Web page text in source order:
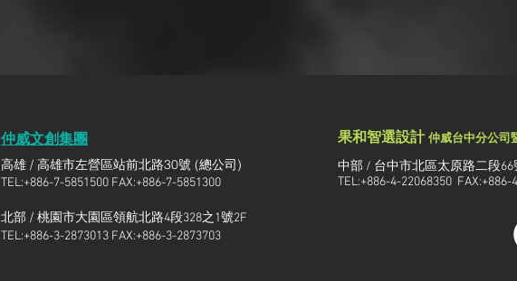
仲威文創集團
高雄 / 高雄市左營區站前北路30號 (總公司)
TEL:+886-7-5851500 FAX:+886-7-5851300
北部 / 桃園市大園區領航北路4段328之1號2F
TEL:+886-3-2873013 FAX:+886-3-2873703
果和智選設計 仲威台中分公司
中部 / 台中市北區太原路二段66
TEL:+886-4-22068350 FAX:+886-